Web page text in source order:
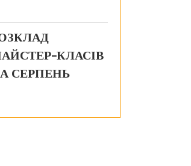
КЛАСІВ
СЕРПЕНЬ